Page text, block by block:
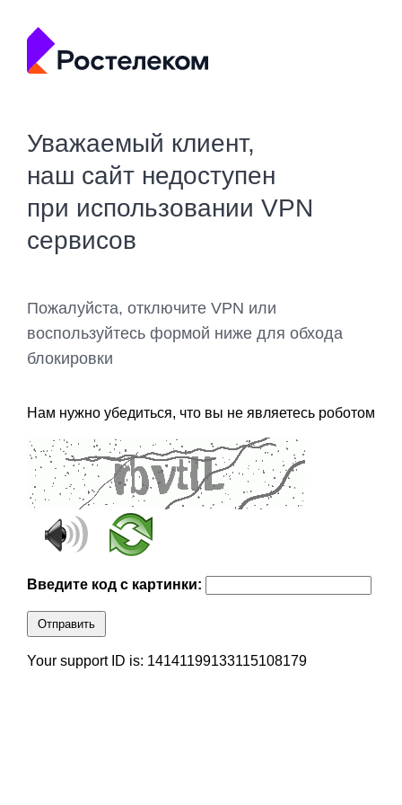
Уважаемый клиент,
наш сайт недоступен
при использовании VPN
сервисов
Пожалуйста, отключите VPN или
воспользуйтесь формой ниже для обхода
блокировки
Нам нужно убедиться, что вы не являетесь роботом
Введите код с картинки:
Отправить
Your support ID is: 14141199133115108179